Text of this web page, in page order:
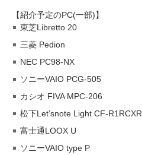
【紹介予定のPC(一部)】
東芝Libretto 20
三菱 Pedion
NEC PC98-NX
ソニーVAIO PCG-505
カシオ FIVA MPC-206
松下Let’snote Light CF-R1RCXR
富士通LOOX U
ソニーVAIO type P